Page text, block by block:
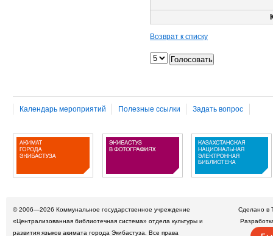
Возврат к списку
Календарь мероприятий Полезные ссылки Задать вопрос
© 2006—2026 Коммунальное государственное учреждение
«Централизованная библиотечная система» отдела культуры и
развития языков акимата города Экибастуза. Все права
Сделано в